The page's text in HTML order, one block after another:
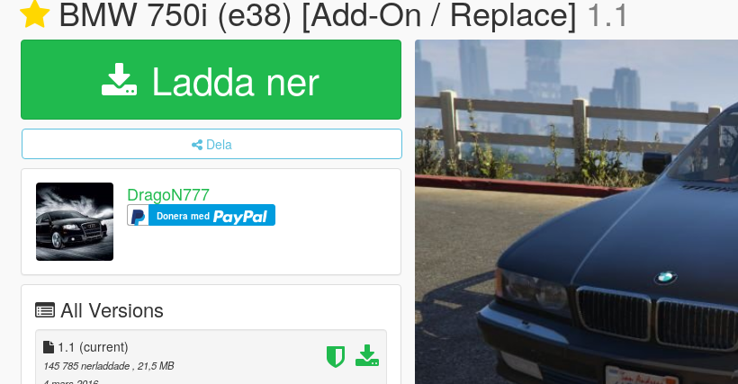
BMW 750i (e38) [Add-On / Replace] 1.1
Ladda ner
Dela
DragoN777
Donera med
All Versions
1.1 (current)
145 785 nerladdade , 21,5 MB